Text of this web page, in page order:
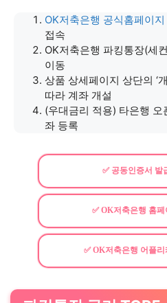
OK저축은행 공식홈페이지
접속
OK저축은행 파킹통장(세
이동
상품 상세페이지 상단의 ‘
따라 계좌 개설
(우대금리 적용) 타은행
좌 등록
✅ 공동인증서 발
✅ OK저축은행 홈페
✅ OK저축은행 어플